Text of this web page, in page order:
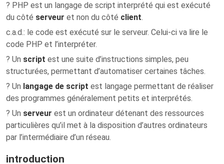
? PHP est un langage de script interprété qui est exécuté
du côté serveur et non du côté client.
c.a.d.: le code est exécuté sur le serveur. Celui-ci va lire le
code PHP et l’interpréter.
? Un script est une suite d’instructions simples, peu
structurées, permettant d’automatiser certaines tâches.
? Un langage de script est langage permettant de réaliser
des programmes généralement petits et interprétés.
? Un serveur est un ordinateur détenant des ressources
particulières qu’il met à la disposition d’autres ordinateurs
par l’intermédiaire d’un réseau.
introduction